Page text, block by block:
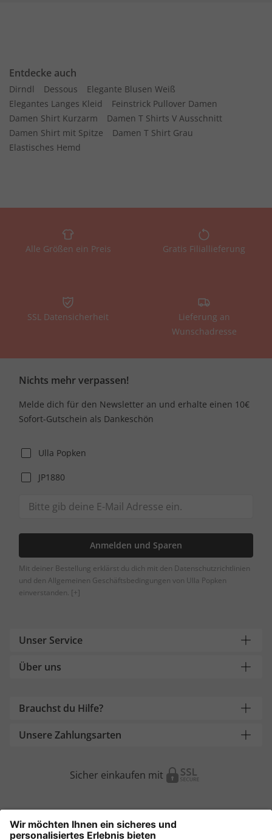
Entdecke auch
Dirndl Dessous
Elegante Blusen Weiß
Elegantes Langes Kleid
Feinstrick Pullover Damen
Damen Shirt Kurzarm
Damen T Shirts V Ausschnitt
Damen Shirt mit Spitze
Damen T Shirt Grau
Elastisches Hemd
Alle Größen ein Preis Gratis Filiallieferung
SSL Datensicherheit
Lieferung an
Wunschadresse
Nichts mehr verpassen!
Melde dich für den Newsletter an und erhalte einen 10€
Sofort-Gutschein als Dankeschön
Ulla Popken
JP1880
Anmelden und Sparen
Mit deiner Bestellung erklärst du dich mit den Datenschutzrichtlinien
und den Allgemeinen Geschäftsbedingungen von Ulla Popken
einverstanden. [+]
Unser Service
Über uns
Brauchst du Hilfe?
Unsere Zahlungsarten
Sicher einkaufen mit
Weitere Onlineshops